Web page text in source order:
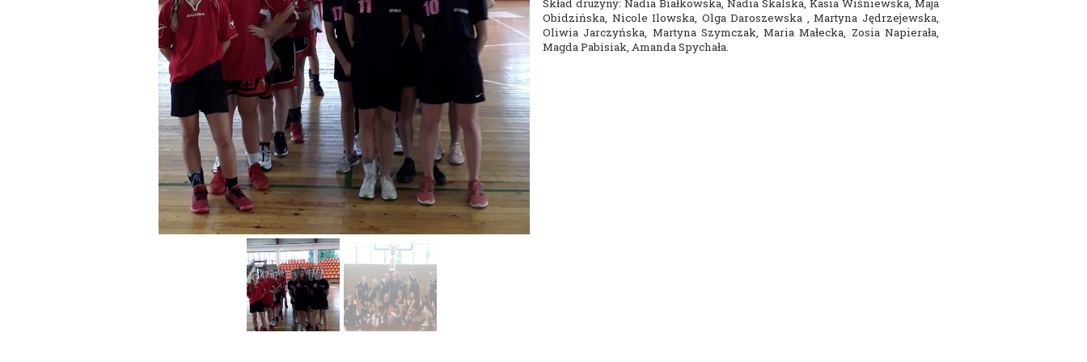
Skład drużyny: Nadia Białkowska, Nadia Skalska, Kasia Wiśniewska, Maja
Obidzińska, Nicole Ilowska, Olga Daroszewska , Martyna Jędrzejewska,
Oliwia Jarczyńska, Martyna Szymczak, Maria Małecka, Zosia Napierała,
Magda Pabisiak, Amanda Spychała.
Nasza szkoła jest OK
Erasmus+ Uniwersalny Język Sztuki
Erasmus+ Przez dwujęzyczność do przyszłości
Erasmus+ Mózgi w szkole. Wiedza jest potęgą!
Nabór